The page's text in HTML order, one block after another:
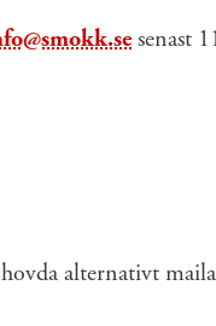
senast
alternativt